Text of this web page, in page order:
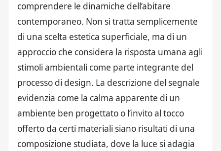
comprendere le dinamiche dell’abitare
contemporaneo. Non si tratta semplicemente
di una scelta estetica superficiale, ma di un
approccio che considera la risposta umana agli
stimoli ambientali come parte integrante del
processo di design. La descrizione del segnale
evidenzia come la calma apparente di un
ambiente ben progettato o l’invito al tocco
offerto da certi materiali siano risultati di una
composizione studiata, dove la luce si adagia